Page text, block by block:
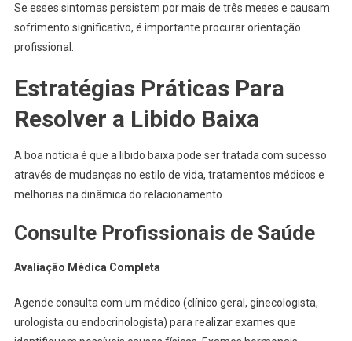
Se esses sintomas persistem por mais de três meses e causam
sofrimento significativo, é importante procurar orientação
profissional.
Estratégias Práticas Para
Resolver a Libido Baixa
A boa notícia é que a libido baixa pode ser tratada com sucesso
através de mudanças no estilo de vida, tratamentos médicos e
melhorias na dinâmica do relacionamento.
Consulte Profissionais de Saúde
Avaliação Médica Completa
Agende consulta com um médico (clínico geral, ginecologista,
urologista ou endocrinologista) para realizar exames que